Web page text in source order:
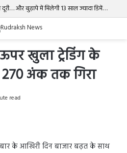
स्मोकिंग, शुगर और हाई बीपी से दूरी… और बुढ़ापे में मिलेगी 13 साल ज्यादा डिमेंशिया-फ्री जिंदगी
खुला ट्रेडिंग के
अंक तक गिरा
read
के आखिरी दिन बाजार बढ़त के साथ